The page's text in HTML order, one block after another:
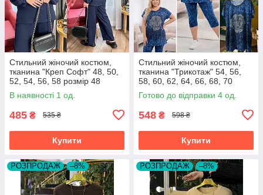
Стильний жіночий костюм,
тканина "Креп Софт" 48, 50,
52, 54, 56, 58 розмір 48
В наявності 1 од.
485 ₴ 535 ₴
Купити
Стильний жіночий костюм,
тканина "Трикотаж" 54, 56,
58, 60, 62, 64, 66, 68, 70
розмір 54
Готово до відправки 4 од.
548 ₴ 598 ₴
Купити
РОЗПРОДАЖ –8% РОЗПРОДАЖ –8%